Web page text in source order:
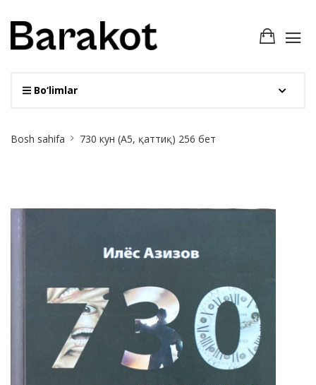
Bo‘limlar
Breadcrumb
Bosh sahifa 730 кун (А5, қаттиқ) 256 бет